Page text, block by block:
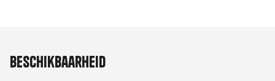
Beschikbaarheid